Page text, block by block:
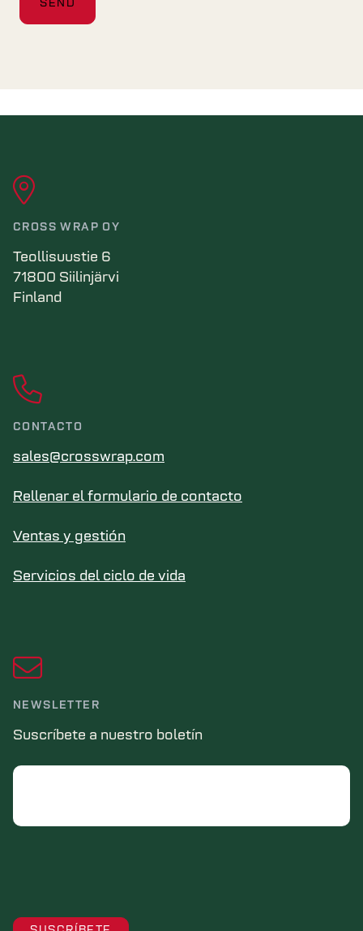
CROSS WRAP OY
Teollisuustie 6
71800 Siilinjärvi
Finland
CONTACTO
sales@crosswrap.com
Rellenar el formulario de contacto
Ventas y gestión
Servicios del ciclo de vida
NEWSLETTER
Suscríbete a nuestro boletín
Email